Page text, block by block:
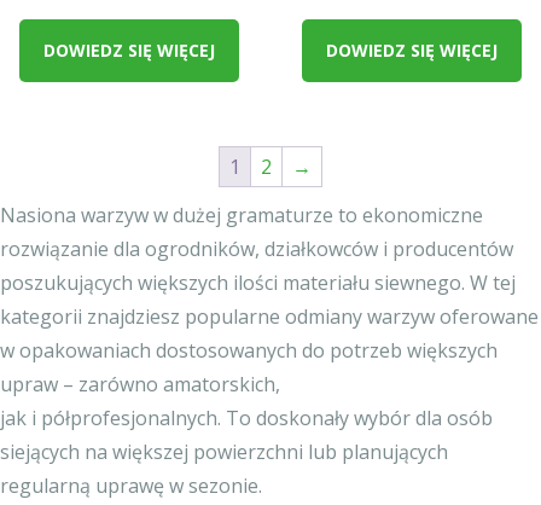
DOWIEDZ SIĘ WIĘCEJ DOWIEDZ SIĘ WIĘCEJ
1 2
→
Nasiona warzyw w dużej gramaturze to ekonomiczne
rozwiązanie dla ogrodników, działkowców i producentów
poszukujących większych ilości materiału siewnego. W tej
kategorii znajdziesz popularne odmiany warzyw oferowane
w opakowaniach dostosowanych do potrzeb większych
upraw – zarówno amatorskich,
jak i półprofesjonalnych. To doskonały wybór dla osób
siejących na większej powierzchni lub planujących
regularną uprawę w sezonie.